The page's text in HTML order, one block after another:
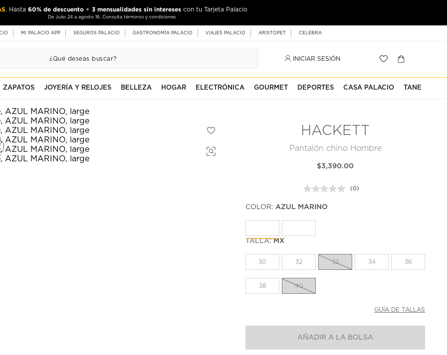
. Hasta 60% de descuento + 3 mensualidades sin intereses con tu Tarjeta Palacio
De Julio 24 a agosto 16. Consulta términos y condiciones
MI PALACIO APP SEGUROS PALACIO GASTRONOMÍA PALACIO VIAJES PALACIO ARISTOPET CELEBRA
INICIAR SESIÓN
ZAPATOS JOYERÍA Y RELOJES BELLEZA HOGAR ELECTRÓNICA GOURMET DEPORTES CASA PALACIO TANE
HACKETT
Pantalón chino Hombre
$3,390.00
Sin
(0)
COLOR: AZUL MARINO
TALLA:MX
30 32 33 34 36
38 40
GUÍA DE TALLAS
AÑADIR A LA BOLSA